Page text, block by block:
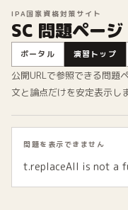
IPA国家資格対策サイト
SC 問題ページ
ポータル 演習トップ
公開URLで参照できる問題
文と論点だけを安定表示し
問題を表示できません
t.replaceAll is not a